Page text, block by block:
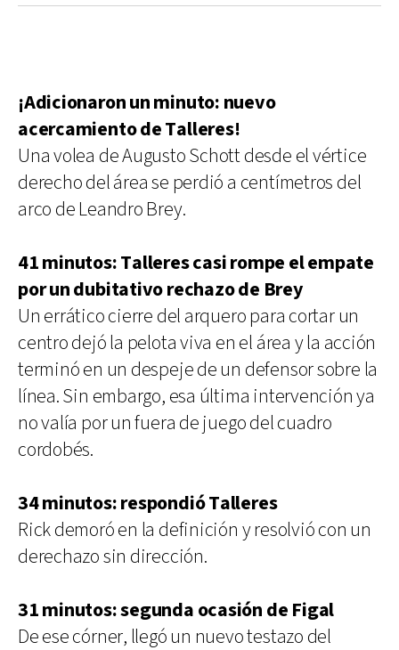
¡Adicionaron un minuto: nuevo
acercamiento de Talleres!
Una volea de Augusto Schott desde el vértice
derecho del área se perdió a centímetros del
arco de Leandro Brey.
41 minutos: Talleres casi rompe el empate
por un dubitativo rechazo de Brey
Un errático cierre del arquero para cortar un
centro dejó la pelota viva en el área y la acción
terminó en un despeje de un defensor sobre la
línea. Sin embargo, esa última intervención ya
no valía por un fuera de juego del cuadro
cordobés.
34 minutos: respondió Talleres
Rick demoró en la definición y resolvió con un
derechazo sin dirección.
31 minutos: segunda ocasión de Figal
De ese córner, llegó un nuevo testazo del